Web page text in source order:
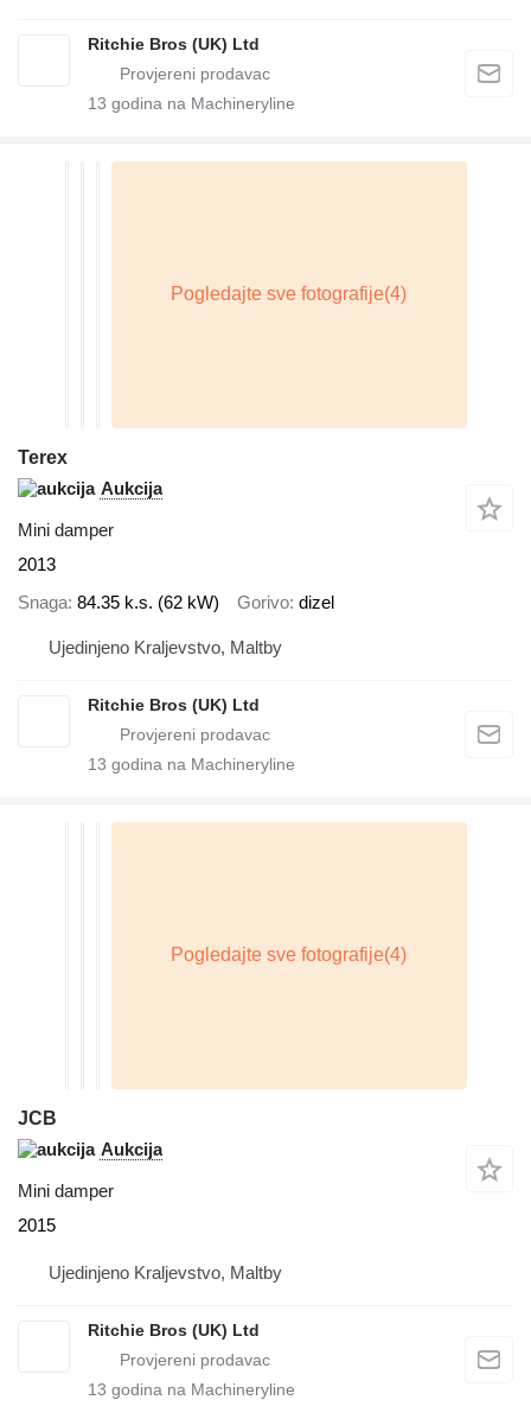
Ritchie Bros (UK) Ltd
13 godina na Machineryline
Terex
Aukcija
Mini damper
2013
Snaga 84.35 k.s. (62 kW) Gorivo dizel
Ujedinjeno Kraljevstvo, Maltby
Ritchie Bros (UK) Ltd
13 godina na Machineryline
JCB
Aukcija
Mini damper
2015
Ujedinjeno Kraljevstvo, Maltby
Ritchie Bros (UK) Ltd
13 godina na Machineryline